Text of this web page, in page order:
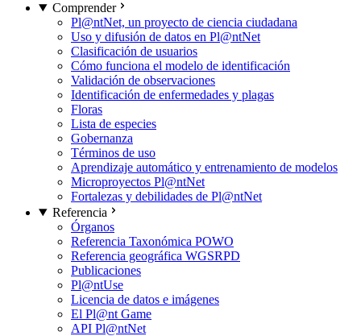
Comprender
Pl@ntNet, un proyecto de ciencia ciudadana
Uso y difusión de datos en Pl@ntNet
Clasificación de usuarios
Cómo funciona el modelo de identificación
Validación de observaciones
Identificación de enfermedades y plagas
Floras
Lista de especies
Gobernanza
Términos de uso
Aprendizaje automático y entrenamiento de modelos
Microproyectos Pl@ntNet
Fortalezas y debilidades de Pl@ntNet
Referencia
Órganos
Referencia Taxonómica POWO
Referencia geográfica WGSRPD
Publicaciones
Pl@ntUse
Licencia de datos e imágenes
El Pl@nt Game
API Pl@ntNet